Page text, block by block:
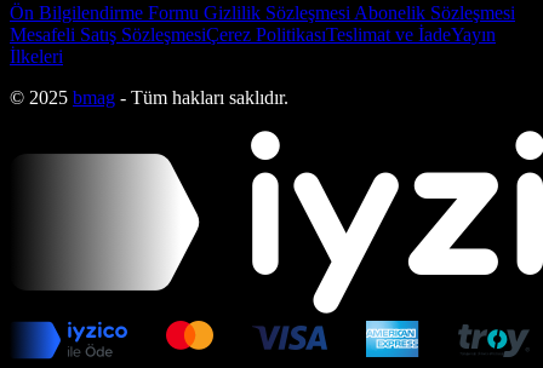
Ön Bilgilendirme Formu Gizlilik Sözleşmesi Abonelik Sözleşmesi
Mesafeli Satış SözleşmesiÇerez PolitikasıTeslimat ve İadeYayın
İlkeleri
© 2025 bmag - Tüm hakları saklıdır.